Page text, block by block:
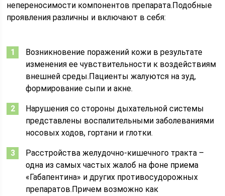
непереносимости компонентов препарата.Подобные
проявления различны и включают в себя:
Возникновение поражений кожи в результате
изменения ее чувствительности к воздействиям
внешней среды.Пациенты жалуются на зуд,
формирование сыпи и акне.
Нарушения со стороны дыхательной системы
представлены воспалительными заболеваниями
носовых ходов, гортани и глотки.
Расстройства желудочно-кишечного тракта –
одна из самых частых жалоб на фоне приема
«Габапентина» и других противосудорожных
препаратов.Причем возможно как